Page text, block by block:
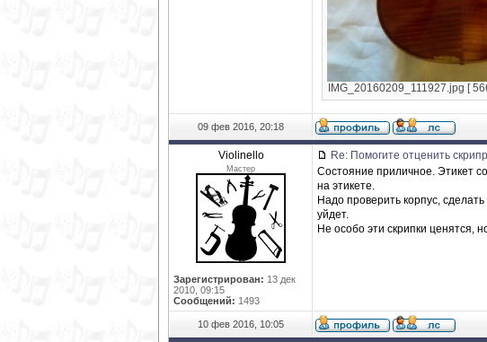
IMG_20160209_111927.jpg [
09 фев 2016, 20:18
Violinello
Мастер
Зарегистрирован: 13 дек
2010, 09:15
Сообщений: 1493
Re: Помогите отценить
Состояние приличное. Этикет
на этикете.
Надо проверить корпус,
уйдет.
Не особо эти скрипки ценятся,
10 фев 2016, 10:05